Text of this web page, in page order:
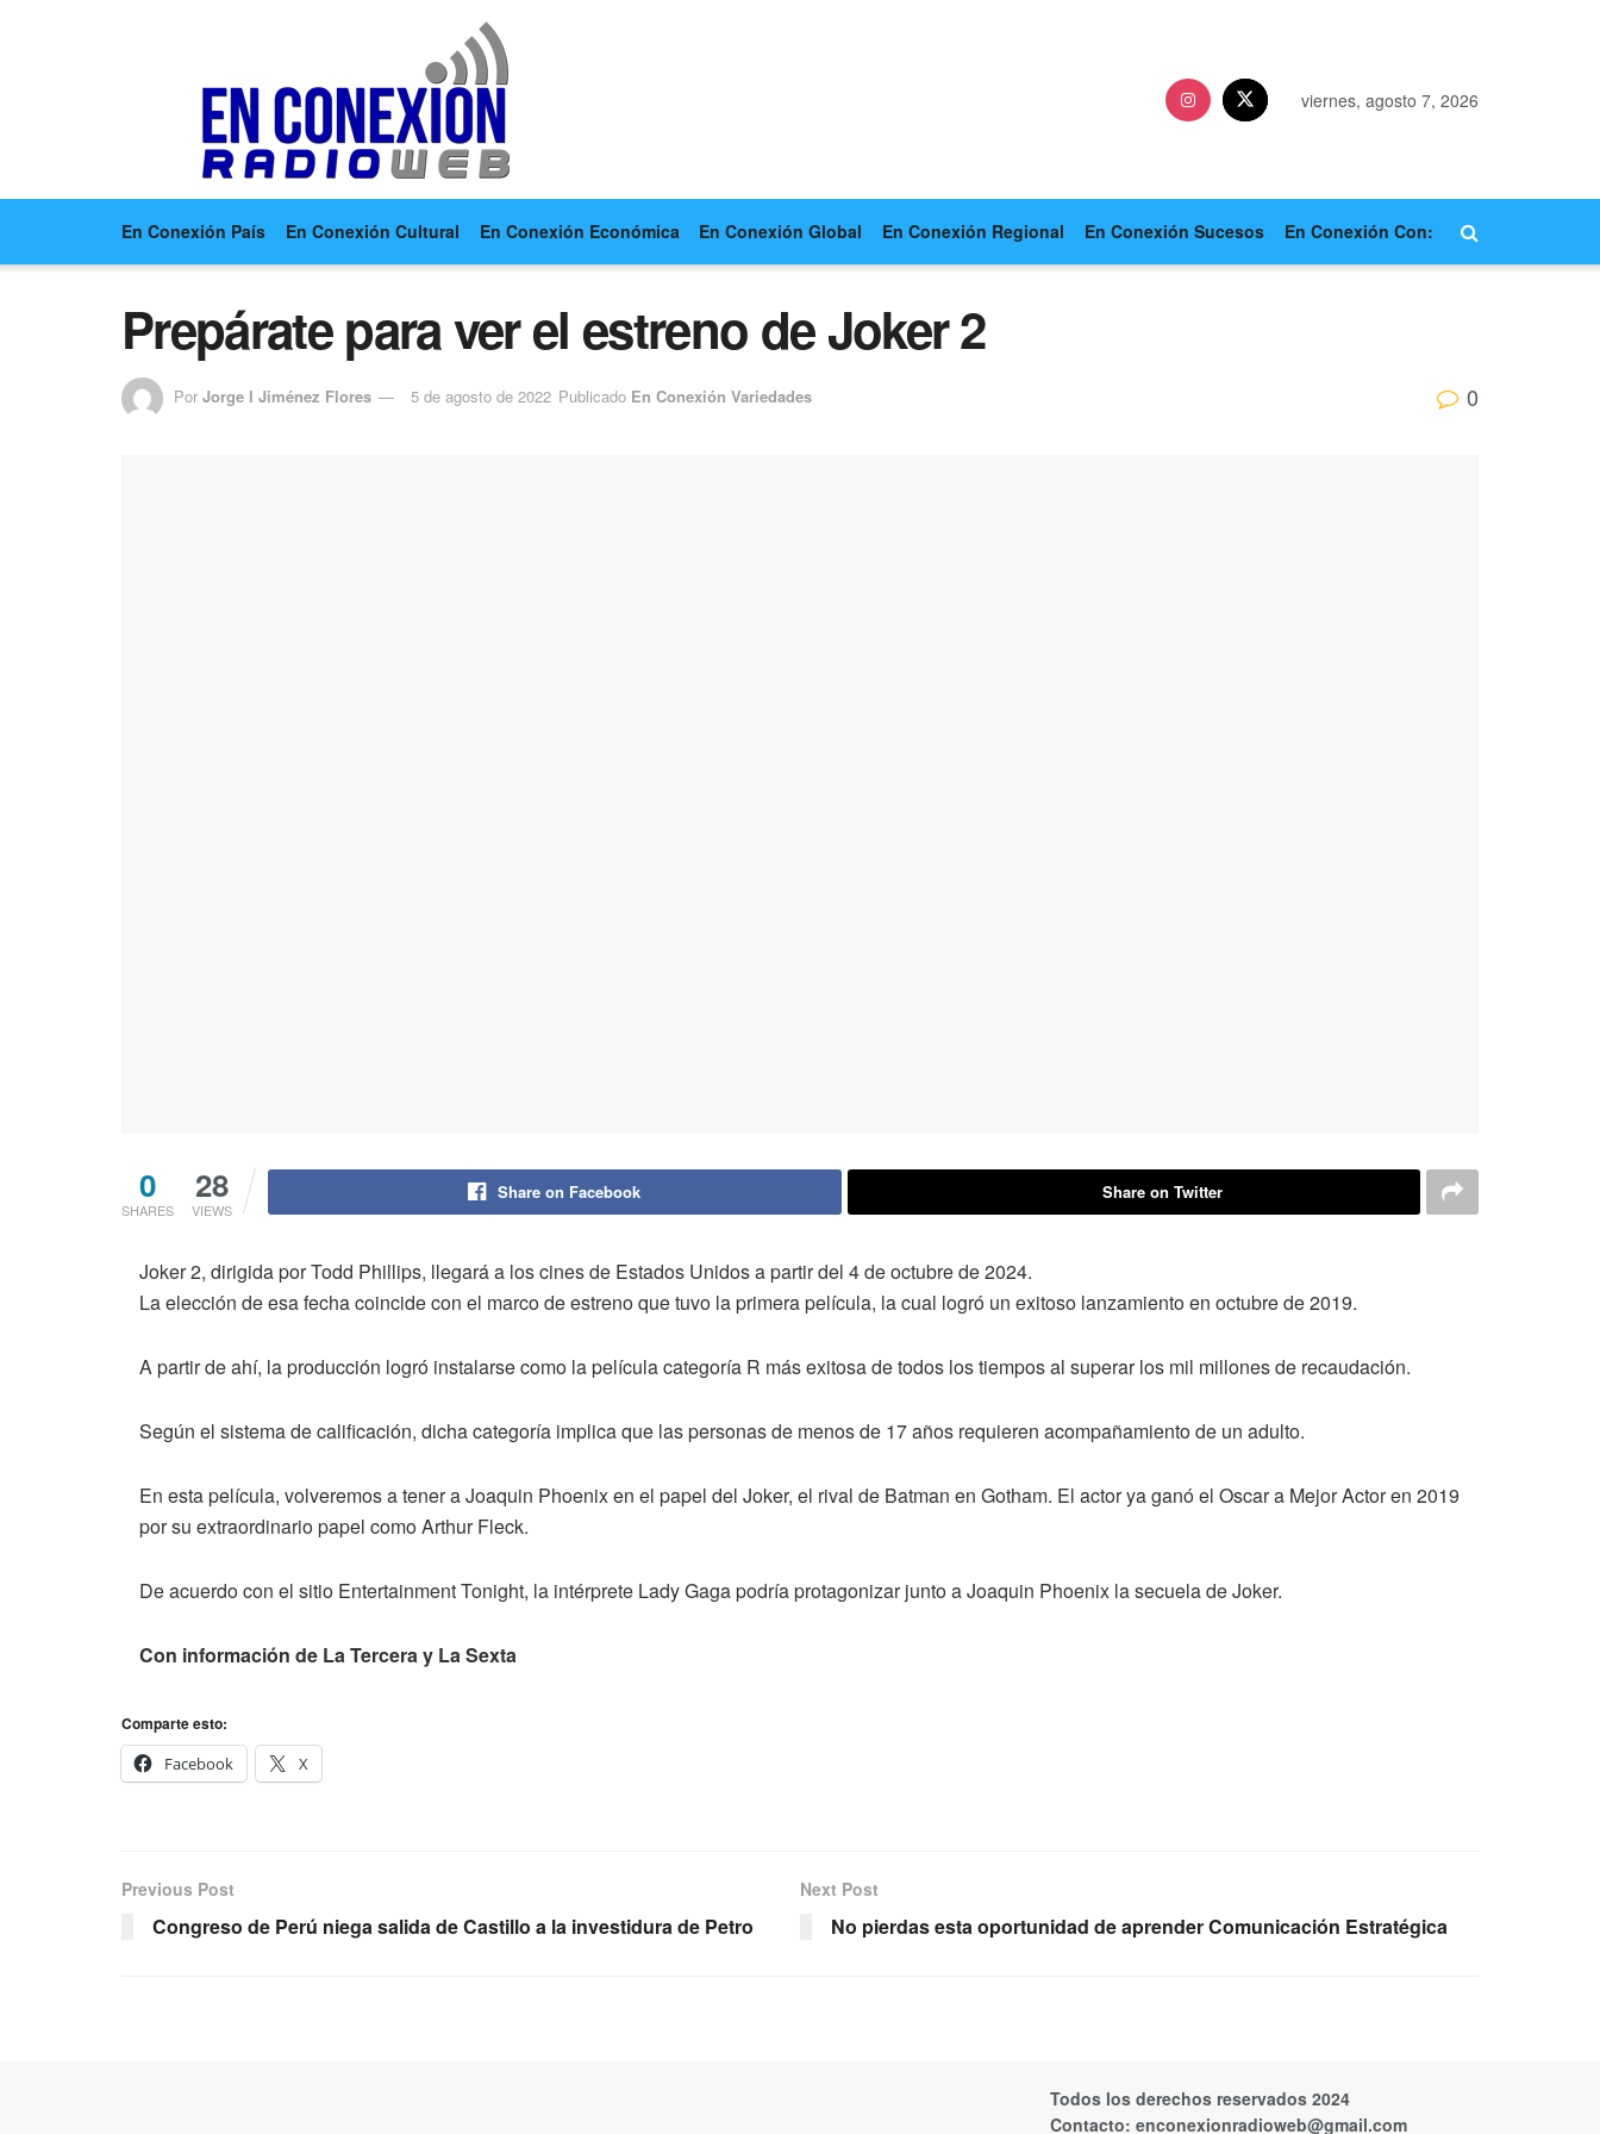
viernes, agosto 7, 2026
En Conexión País En Conexión Cultural En Conexión Económica En Conexión Global En Conexión Regional En Conexión Sucesos En Conexión Con:
Prepárate para ver el estreno de Joker 2
Por Jorge I Jiménez Flores 5 de agosto de 2022 Publicado En Conexión Variedades 0
0
SHARES
28
VIEWS
Share on Facebook Share on Twitter
Joker 2, dirigida por Todd Phillips, llegará a los cines de Estados Unidos a partir del 4 de octubre de 2024.
La elección de esa fecha coincide con el marco de estreno que tuvo la primera película, la cual logró un exitoso lanzamiento en octubre de 2019.
A partir de ahí, la producción logró instalarse como la película categoría R más exitosa de todos los tiempos al superar los mil millones de recaudación.
Según el sistema de calificación, dicha categoría implica que las personas de menos de 17 años requieren acompañamiento de un adulto.
En esta película, volveremos a tener a Joaquin Phoenix en el papel del Joker, el rival de Batman en Gotham. El actor ya ganó el Oscar a Mejor Actor en 2019
por su extraordinario papel como Arthur Fleck.
De acuerdo con el sitio Entertainment Tonight, la intérprete Lady Gaga podría protagonizar junto a Joaquin Phoenix la secuela de Joker.
Con información de La Tercera y La Sexta
Comparte esto:
Facebook
X
Previous Post
Congreso de Perú niega salida de Castillo a la investidura de Petro
Next Post
No pierdas esta oportunidad de aprender Comunicación Estratégica
Todos los derechos reservados 2024
Contacto: enconexionradioweb@gmail.com